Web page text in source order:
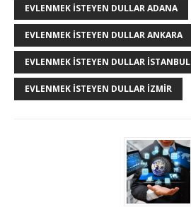
EVLENMEK İSTEYEN DULLAR ADANA
EVLENMEK İSTEYEN DULLAR ANKARA
EVLENMEK İSTEYEN DULLAR İSTANBUL
EVLENMEK İSTEYEN DULLAR İZMIR